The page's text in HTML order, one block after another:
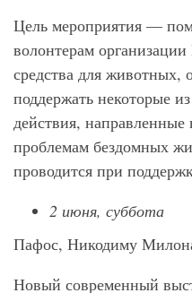
Цель мероприятия —
волонтерам
средства для животных,
поддержать некоторые
действия,
проблемам бездомных
проводится при
2 июня, суббота
Пафос, Никодиму
Новый современный